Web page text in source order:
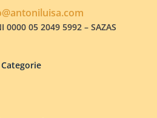
05 2049 5992 – SAZAS
Categorie